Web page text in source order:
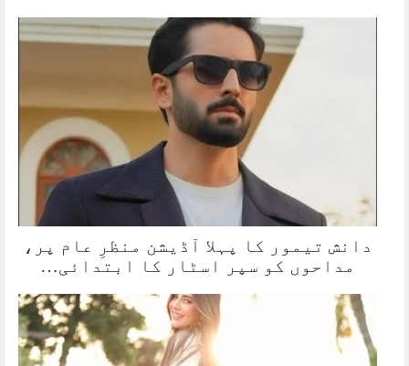
دانش تیمور کا پہلا آڈیشن منظرِ عام پر،
مداحوں کو سپر اسٹار کا ابتدائی…